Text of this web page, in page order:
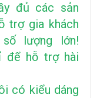
đủ các sản
trợ gia khách
lượng lớn!
để hỗ trợ hài
có kiểu dáng